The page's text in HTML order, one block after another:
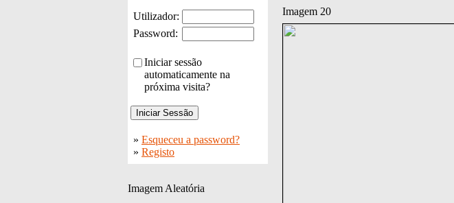
Utilizador:
Password:
Iniciar sessão
automaticamente na
próxima visita?
» Esqueceu a password?
» Registo
Imagem Aleatória
Imagem 20